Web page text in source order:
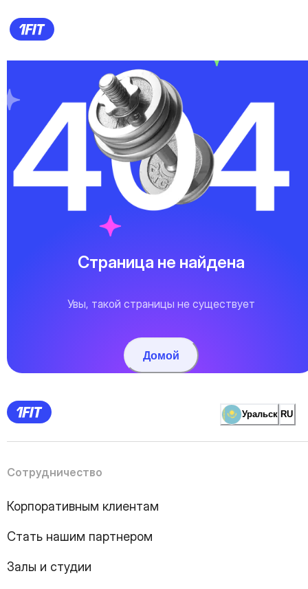
Страница не найдена
Увы, такой страницы не существует
Домой
Уральск RU
Сотрудничество
Корпоративным клиентам
Стать нашим партнером
Залы и студии